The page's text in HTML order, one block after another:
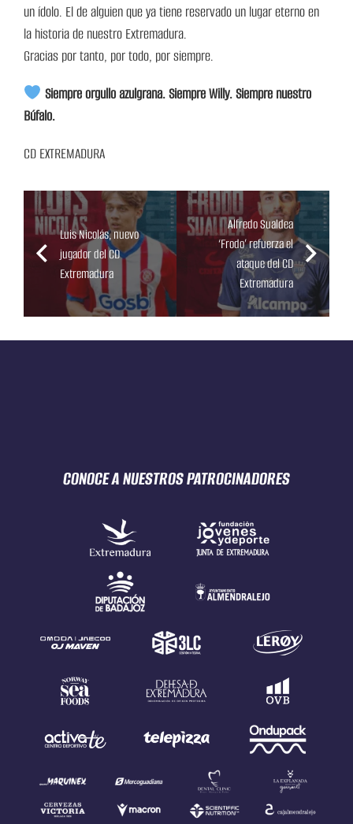
un ídolo. El de alguien que ya tiene reservado un lugar eterno en
la historia de nuestro Extremadura.
Gracias por tanto, por todo, por siempre.
Siempre orgullo azulgrana. Siempre Willy. Siempre nuestro
Búfalo.
CD EXTREMADURA
Luis Nicolás, nuevo
jugador del CD
Extremadura
Alfredo Sualdea
‘Frodo’ refuerza el
ataque del CD
Extremadura
CONOCE A NUESTROSPATROCINADORES